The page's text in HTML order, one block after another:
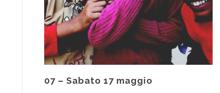
07 – Sabato 17 maggio